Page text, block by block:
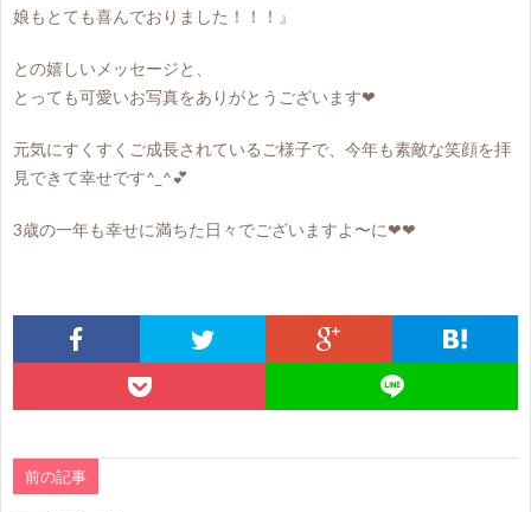
娘もとても喜んでおりました！！！』
との嬉しいメッセージと、
とっても可愛いお写真をありがとうございます❤
元気にすくすくご成長されているご様子で、今年も素敵な笑顔を拝
見できて幸せです^⁠_⁠^💕
3歳の一年も幸せに満ちた日々でございますよ〜に❤❤
前の記事